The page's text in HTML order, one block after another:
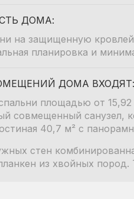
ДОМА:
на защищенную
планировка и
ДОМА ВХОДЯТ:
площадью от 15,92
совмещенный санузел,
40,7 м² с
стен
из хвойных пород.